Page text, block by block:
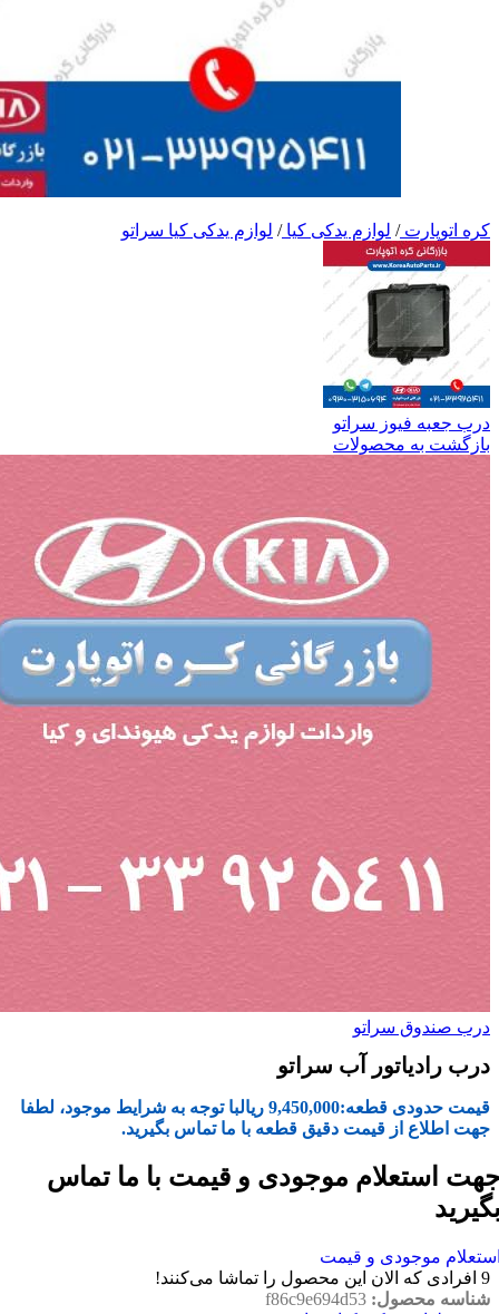
کره اتوپارت/ لوازم یدکی کیا/ لوازم یدکی کیا سراتو
درب جعبه فیوز سراتو
بازگشت به محصولات
درب صندوق سراتو
درب رادیاتور آب سراتو
قیمت حدودی قطعه:9,450,000 ریالبا توجه به شرایط موجود، لطفا
جهت اطلاع از قیمت دقیق قطعه با ما تماس بگیرید.
استعلام موجودی و قیمت با ما تماس
موجودی و قیمت
9 افرادی که الان این محصول را تماشا می‌کنند!
شناسه محصول: f86c9e694d53